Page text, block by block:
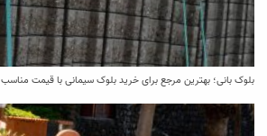
بلوک بانی؛ بهترین مرجع برای خرید بلوک سیمانی با قیمت مناسب